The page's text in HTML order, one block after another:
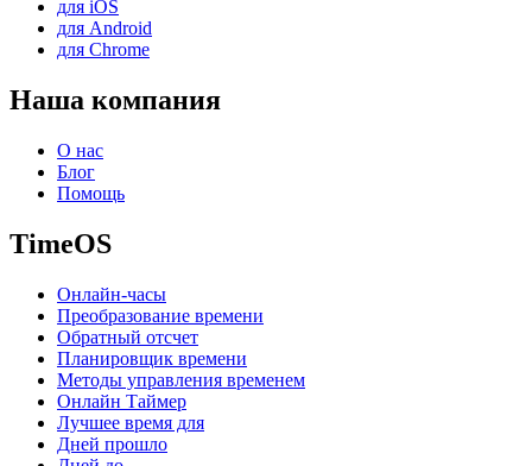
для iOS
для Android
для Chrome
Наша компания
О нас
Блог
Помощь
TimeOS
Онлайн-часы
Преобразование времени
Обратный отсчет
Планировщик времени
Методы управления временем
Онлайн Таймер
Лучшее время для
Дней прошло